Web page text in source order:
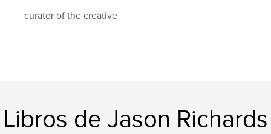
curator of the creative
Libros de Jason Richards